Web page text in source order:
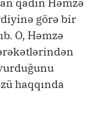
görə bir
O, Həmzə
haqqında